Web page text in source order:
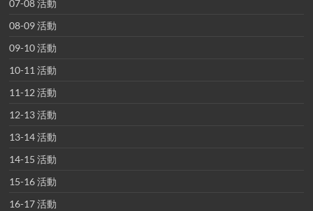
07-08 活動
08-09 活動
09-10 活動
10-11 活動
11-12 活動
12-13 活動
13-14 活動
14-15 活動
15-16 活動
16-17 活動